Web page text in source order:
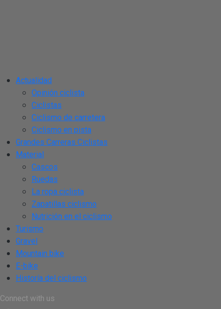
Actualidad
Opinión ciclista
Ciclistas
Ciclismo de carretera
Ciclismo en pista
Grandes Carreras Ciclistas
Material
Cascos
Ruedas
La ropa ciclista
Zapatillas ciclismo
Nutrición en el ciclismo
Turismo
Gravel
Mountain bike
E-bike
Historía del ciclismo
Connect with us